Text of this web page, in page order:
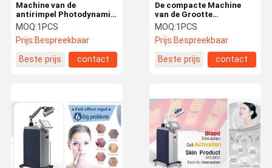
Machine van de
antirimpel Photodynamic
Therapie voor van het
Acnebehandeling/Pigment
Verwijdering
MOQ:1PCS
Prijs:Bespreekbaar
Beste prijs
contact
De compacte Machine
van de Grootte
Photodynamic Therapie
voor de Hoge Veiligheid
van de
Rimpelverwijdering
MOQ:1PCS
Prijs:Bespreekbaar
Beste prijs
contact